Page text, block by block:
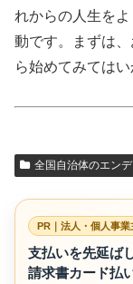
れからの人生を
動です。まずは
ら始めてみてはい
全国自治体のエン
PR｜法人・個人事業
支払いを先延ば
請求書カード払